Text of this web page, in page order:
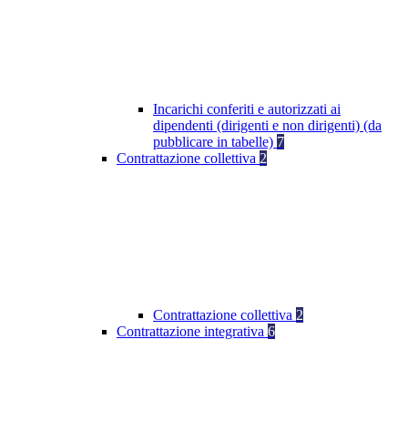
Incarichi conferiti e autorizzati ai
dipendenti (dirigenti e non dirigenti) (da
pubblicare in tabelle) 7
Contrattazione collettiva 2
Contrattazione collettiva 2
Contrattazione integrativa 6